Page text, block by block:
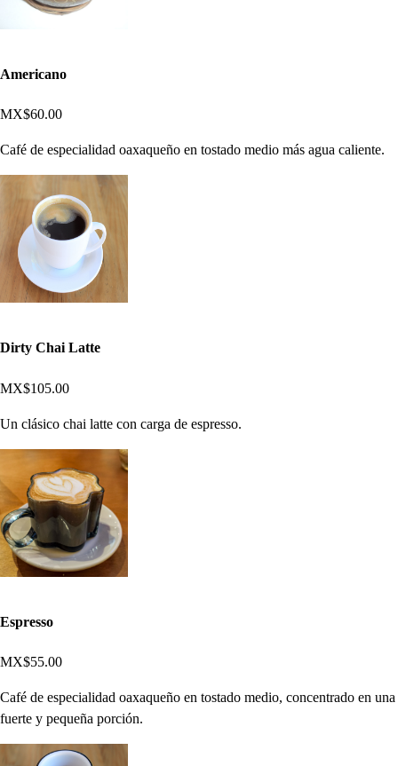
Americano
MX$60.00
Café de especialidad oaxaqueño en tostado medio más agua caliente.
Dirty Chai Latte
MX$105.00
Un clásico chai latte con carga de espresso.
Espresso
MX$55.00
Café de especialidad oaxaqueño en tostado medio, concentrado en una
fuerte y pequeña porción.